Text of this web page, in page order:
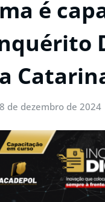
é
de dezembro de 2024